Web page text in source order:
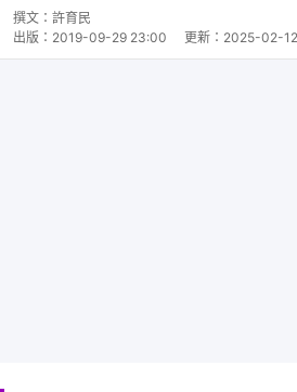
撰文： 許育民
出版： 2019-09-29 23:00 更新： 2025-02-